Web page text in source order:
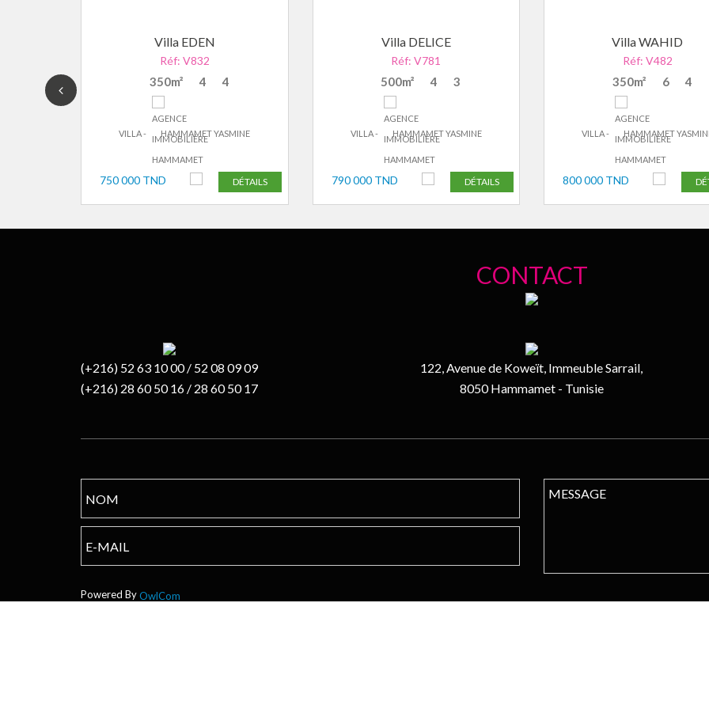
Villa EDEN
Réf: V832
350m² 4 4
VILLA - HAMMAMET YASMINE
750 000 TND DÉTAILS
Villa DELICE
Réf: V781
500m² 4 3
VILLA - HAMMAMET YASMINE
790 000 TND DÉTAILS
Villa WAHID
Réf: V482
350m² 6 4
VILLA - HAMMAMET
800 000 TND
CONTACT
(+216) 52 63 10 00 / 52 08 09 09
(+216) 28 60 50 16 / 28 60 50 17
122, Avenue de Koweït, Immeuble Sarrail,
8050 Hammamet - Tunisie
Powered ByOwlCom